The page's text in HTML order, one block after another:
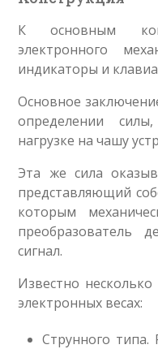
К основным
электронного
индикаторы и
Основное
определении
нагрузке на чашу
Эта же сила
представляющий
которым
преобразователь
сигнал.
Известно
электронных весах:
Струнного типа.